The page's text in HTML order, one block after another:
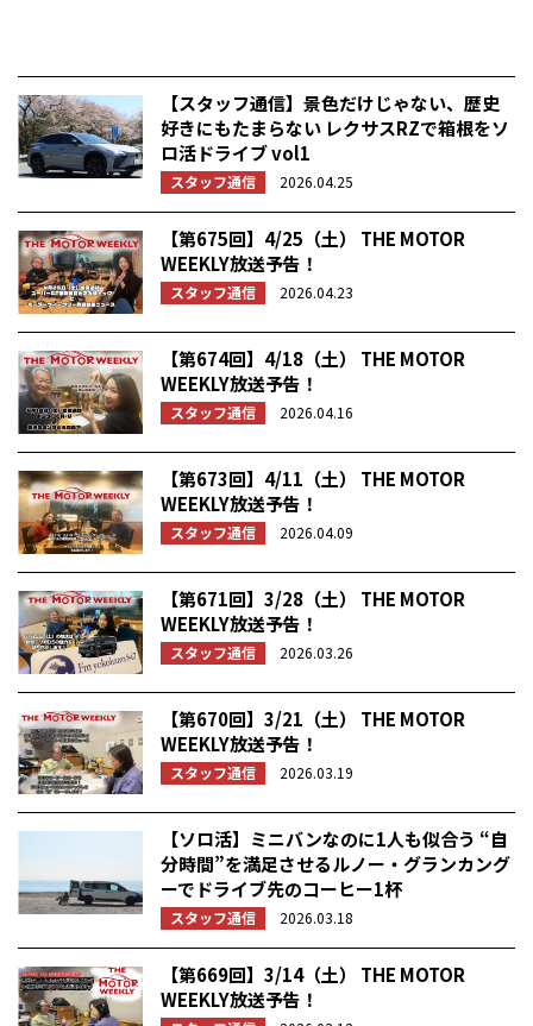
【スタッフ通信】景色だけじゃない、歴史
好きにもたまらない レクサスRZで箱根をソ
ロ活ドライブ vol1
スタッフ通信 2026.04.25
【第675回】4/25（土） THE MOTOR
WEEKLY放送予告！
スタッフ通信 2026.04.23
【第674回】4/18（土） THE MOTOR
WEEKLY放送予告！
スタッフ通信 2026.04.16
【第673回】4/11（土） THE MOTOR
WEEKLY放送予告！
スタッフ通信 2026.04.09
【第671回】3/28（土） THE MOTOR
WEEKLY放送予告！
スタッフ通信 2026.03.26
【第670回】3/21（土） THE MOTOR
WEEKLY放送予告！
スタッフ通信 2026.03.19
【ソロ活】ミニバンなのに1人も似合う “自
分時間”を満足させるルノー・グランカング
ーでドライブ先のコーヒー1杯
スタッフ通信 2026.03.18
【第669回】3/14（土） THE MOTOR
WEEKLY放送予告！